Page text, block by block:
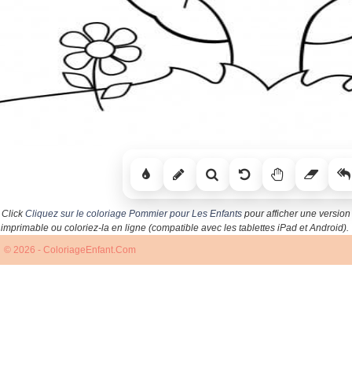
ClickCliquez sur le coloriage Pommier pour Les Enfants pour afficher une version
imprimable ou coloriez-la en ligne (compatible avec les tablettes iPad et Android).
© 2026 - ColoriageEnfant.Com